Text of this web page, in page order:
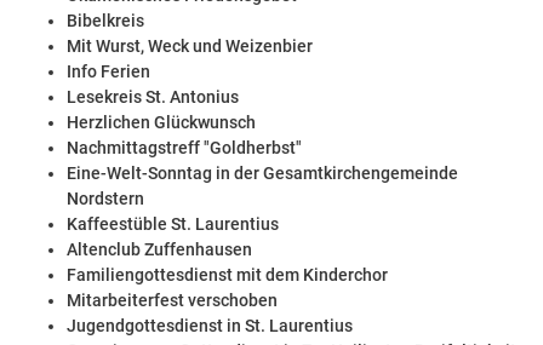
Bibelkreis
Mit Wurst, Weck und Weizenbier
Info Ferien
Lesekreis St. Antonius
Herzlichen Glückwunsch
Nachmittagstreff "Goldherbst"
Eine-Welt-Sonntag in der Gesamtkirchengemeinde
Nordstern
Kaffeestüble St. Laurentius
Altenclub Zuffenhausen
Familiengottesdienst mit dem Kinderchor
Mitarbeiterfest verschoben
Jugendgottesdienst in St. Laurentius